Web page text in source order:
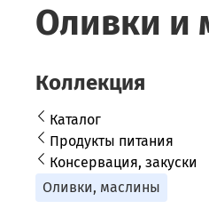
Оливки и
Коллекция
Каталог
Продукты питания
Консервация, закуски
Оливки, маслины